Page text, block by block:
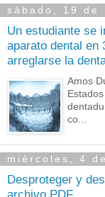
sábado, 19 de
Un estudiante se
aparato dental en
arreglarse la
Amos
co...
miércoles, 4
Desproteger y